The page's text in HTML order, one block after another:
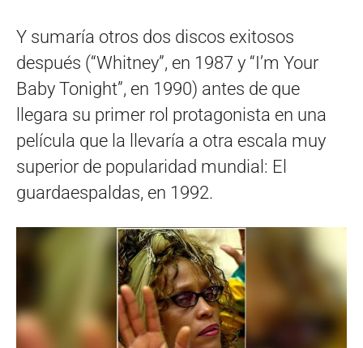
Y sumaría otros dos discos exitosos
después (“Whitney”, en 1987 y “I’m Your
Baby Tonight”, en 1990) antes de que
llegara su primer rol protagonista en una
película que la llevaría a otra escala muy
superior de popularidad mundial: El
guardaespaldas, en 1992.